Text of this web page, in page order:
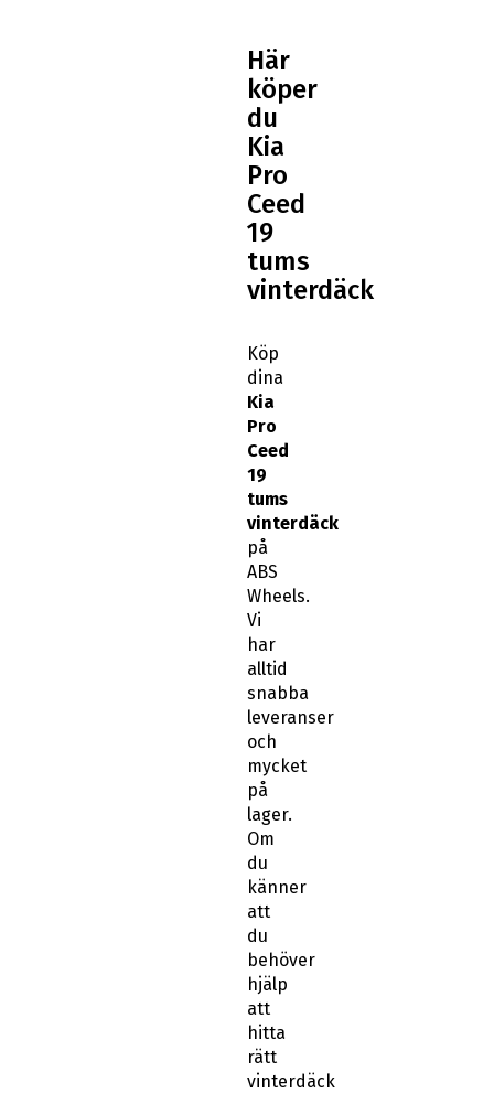
Här
köper
du
Kia
Pro
Ceed
19
tums
vinterdäck
Köp
dina
Kia
Pro
Ceed
19
tums
vinterdäck
på
ABS
Wheels.
Vi
har
alltid
snabba
leveranser
och
mycket
på
lager.
Om
du
känner
att
du
behöver
hjälp
att
hitta
rätt
vinterdäck